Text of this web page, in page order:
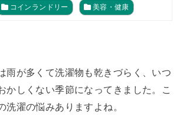
コインランドリー 美容・健康
雨が多くて洗濯物も乾きづらく、いつ
かしくない季節になってきました。こ
洗濯の悩みありますよね。